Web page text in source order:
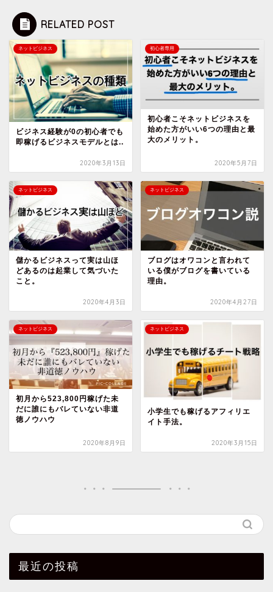
RELATED POST
ネットビジネス
ビジネス経験が0の初心者でも
即稼げるビジネスモデルとは..
2020年3月13日
初心者専用
初心者こそネットビジネスを
始めた方がいい6つの理由と最
大のメリット。
2020年5月7日
ネットビジネス
儲かるビジネスって実は山ほ
どあるのは起業して気づいた
こと。
2020年4月3日
ネットビジネス
ブログはオワコンと言われて
いる僕がブログを書いている
理由。
2020年4月27日
ネットビジネス
初月から523,800円稼げた未
だに誰にもバレていない非道
徳ノウハウ
2020年8月9日
ネットビジネス
小学生でも稼げるアフィリエ
イト手法。
2020年3月15日
最近の投稿